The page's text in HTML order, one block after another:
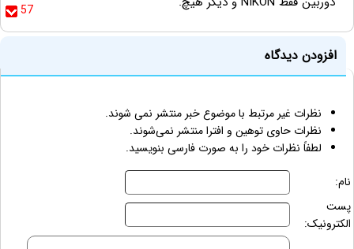
57
افزودن دیدگاه
نظرات غیر مرتبط با موضوع خبر منتشر نمی شوند.
نظرات حاوی توهین و افترا منتشر نمی‌شوند.
لطفاً نظرات خود را به صورت فارسی بنویسید.
نام:
پست
الکترونیک: